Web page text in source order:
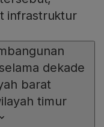
infrastruktur
dekade
barat
timur